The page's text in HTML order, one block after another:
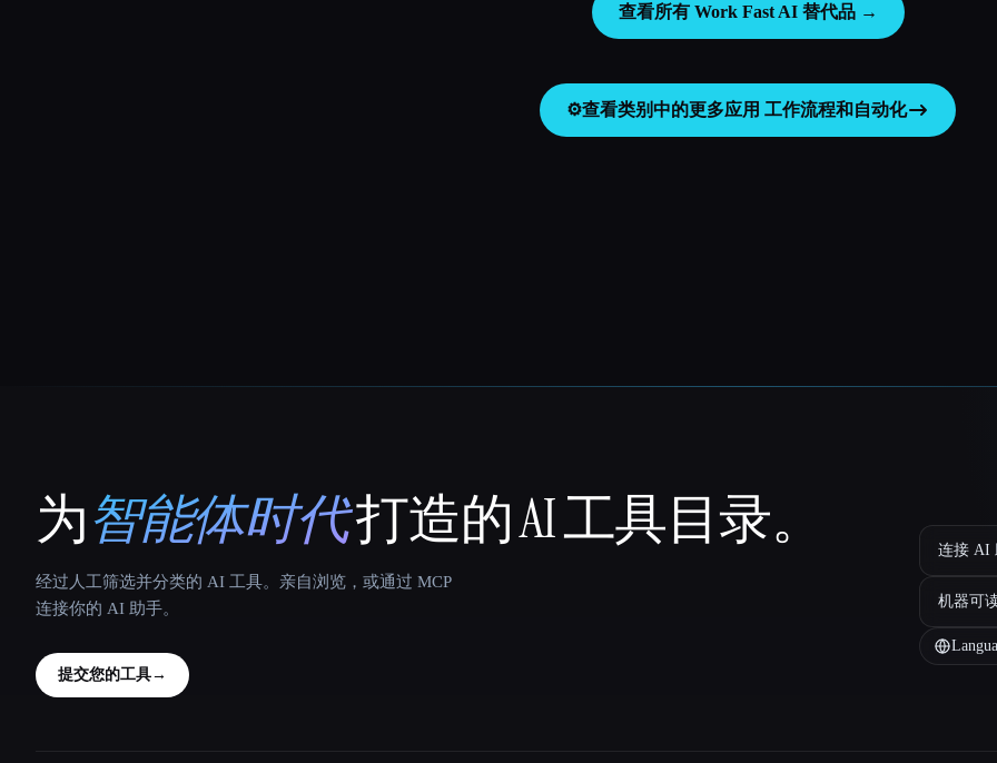
查看所有 Work Fast AI 替代品 →
⚙️查看类别中的更多应用 工作流程和自动化
That AI Collection
为智能体时代打造的 AI 工具目录。
经过人工筛选并分类的 AI 工具。亲自浏览，或通过 MCP
连接你的 AI 助手。
提交您的工具→
连接 AI
机器可